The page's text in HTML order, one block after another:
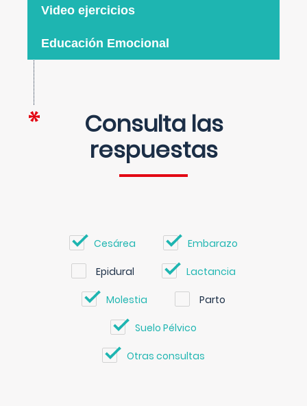
Video ejercicios
Educación Emocional
Consulta las
respuestas
Cesárea Embarazo
Epidural Lactancia
Molestia Parto
Suelo Pélvico
Otras consultas